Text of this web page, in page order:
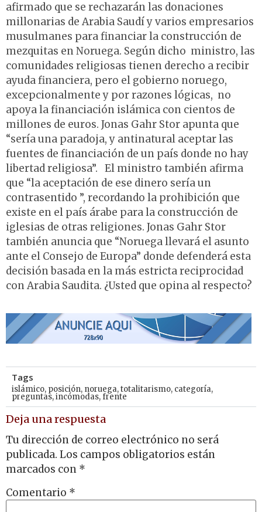
afirmado que se rechazarán las donaciones
millonarias de Arabia Saudí y varios empresarios
musulmanes para financiar la construcción de
mezquitas en Noruega. Según dicho ministro, las
comunidades religiosas tienen derecho a recibir
ayuda financiera, pero el gobierno noruego,
excepcionalmente y por razones lógicas, no
apoya la financiación islámica con cientos de
millones de euros. Jonas Gahr Stor apunta que
“sería una paradoja, y antinatural aceptar las
fuentes de financiación de un país donde no hay
libertad religiosa”. El ministro también afirma
que “la aceptación de ese dinero sería un
contrasentido ”, recordando la prohibición que
existe en el país árabe para la construcción de
iglesias de otras religiones. Jonas Gahr Stor
también anuncia que “Noruega llevará el asunto
ante el Consejo de Europa” donde defenderá esta
decisión basada en la más estricta reciprocidad
con Arabia Saudita. ¿Usted que opina al respecto?
Tags
islámico, posición, noruega,totalitarismo, categoría,
preguntas,incómodas,frente
Deja una respuesta
Tu dirección de correo electrónico no será
publicada. Los campos obligatorios están
marcados con *
Comentario *